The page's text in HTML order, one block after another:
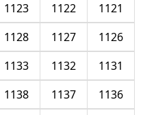
1121
1122
1123
1126
1127
1128
1131
1132
1133
1136
1137
1138